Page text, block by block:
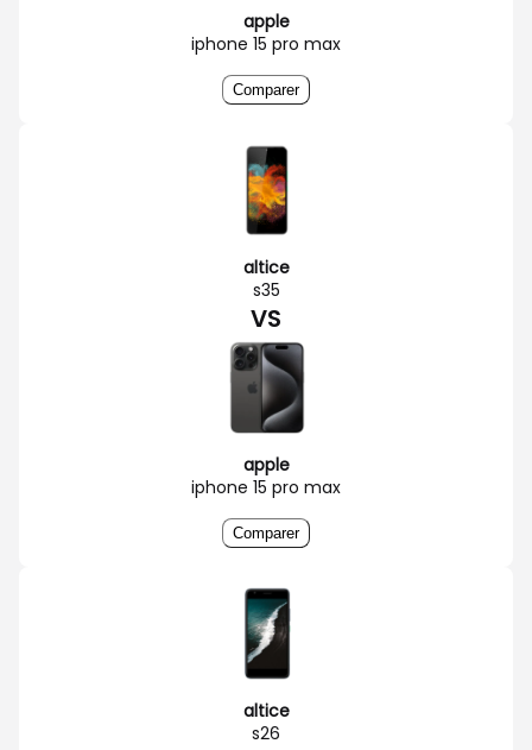
apple
iphone 15 pro max
Comparer
altice
s35
VS
apple
iphone 15 pro max
Comparer
altice
s26